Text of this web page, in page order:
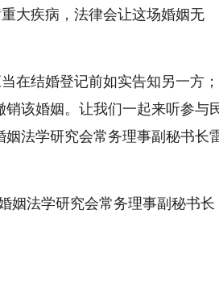
大疾病，法律会让这场婚姻无
在结婚登记前如实告知另一方；
该婚姻。让我们一起来听参与
法学研究会常务理事副秘书长
姻法学研究会常务理事副秘书长